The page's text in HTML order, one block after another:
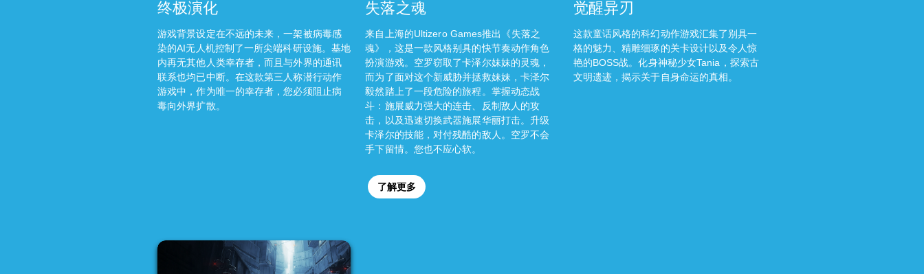
终极演化
游戏背景设定在不远的未来，一架被病毒感
染的AI无人机控制了一所尖端科研设施。基地
内再无其他人类幸存者，而且与外界的通讯
联系也均已中断。在这款第三人称潜行动作
游戏中，作为唯一的幸存者，您必须阻止病
毒向外界扩散。
失落之魂
来自上海的Ultizero Games推出《失落之
魂》，这是一款风格别具的快节奏动作角色
扮演游戏。空罗窃取了卡泽尔妹妹的灵魂，
而为了面对这个新威胁并拯救妹妹，卡泽尔
毅然踏上了一段危险的旅程。掌握动态战
斗：施展威力强大的连击、反制敌人的攻
击，以及迅速切换武器施展华丽打击。升级
卡泽尔的技能，对付残酷的敌人。空罗不会
手下留情。您也不应心软。
了解更多
觉醒异刃
这款童话风格的科幻动作游戏汇集了别具一
格的魅力、精雕细琢的关卡设计以及令人惊
艳的BOSS战。化身神秘少女Tania，探索古
文明遗迹，揭示关于自身命运的真相。